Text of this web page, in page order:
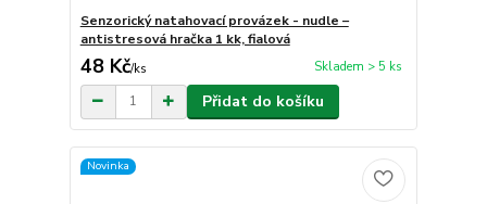
Senzorický natahovací provázek - nudle –
antistresová hračka 1 kk, fialová
48 Kč/ks Skladem > 5 ks
Přidat do košíku
Novinka